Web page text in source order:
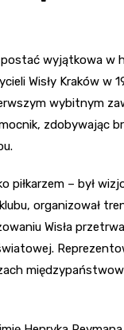
wyjątkowa w
Wisły Kraków w
wybitnym
zdobywając
piłkarzem – był
organizował
Wisła